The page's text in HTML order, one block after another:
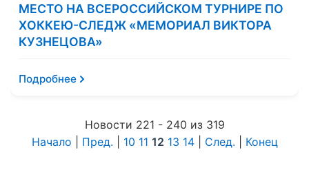
МЕСТО НА ВСЕРОССИЙСКОМ ТУРНИРЕ ПО
ХОККЕЮ-СЛЕДЖ «МЕМОРИАЛ ВИКТОРА
КУЗНЕЦОВА»
Подробнее
Новости 221 - 240 из 319
Начало
Пред. 10 11 12 13 14| След. Конец